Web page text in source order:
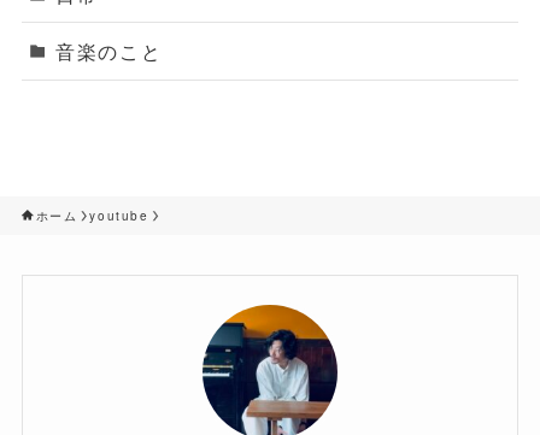
音楽のこと
ホーム youtube